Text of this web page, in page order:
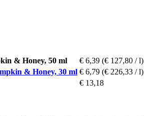
& Honey, 50 ml € 6,39 (€ 127,80 / l)
& Honey, 30 ml € 6,79 (€ 226,33 / l)
€ 13,18